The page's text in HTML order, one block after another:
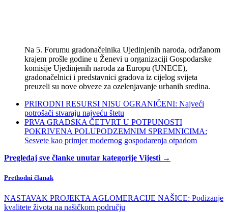
Na 5. Forumu gradonačelnika Ujedinjenih naroda, održanom
krajem prošle godine u Ženevi u organizaciji Gospodarske
komisije Ujedinjenih naroda za Europu (UNECE),
gradonačelnici i predstavnici gradova iz cijelog svijeta
preuzeli su nove obveze za ozelenjavanje urbanih sredina.
PRIRODNI RESURSI NISU OGRANIČENI: Najveći
potrošači stvaraju najveću štetu
PRVA GRADSKA ČETVRT U POTPUNOSTI
POKRIVENA POLUPODZEMNIM SPREMNICIMA:
Sesvete kao primjer modernog gospodarenja otpadom
Pregledaj sve članke unutar kategorije Vijesti →
Prethodni članak
NASTAVAK PROJEKTA AGLOMERACIJE NAŠICE: Podizanje
kvalitete života na našičkom području